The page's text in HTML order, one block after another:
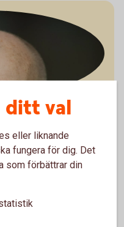
ditt val
eller liknande
fungera för dig. Det
som förbättrar din